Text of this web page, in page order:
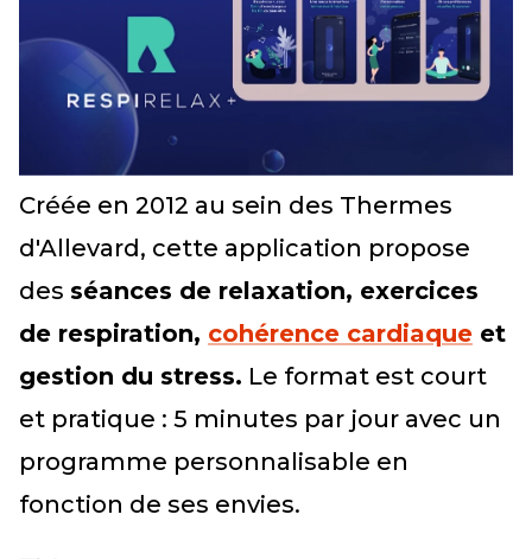
Créée en 2012 au sein des Thermes
d'Allevard, cette application propose
des séances de relaxation, exercices
de respiration, cohérence cardiaque et
gestion du stress. Le format est court
et pratique : 5 minutes par jour avec un
programme personnalisable en
fonction de ses envies.